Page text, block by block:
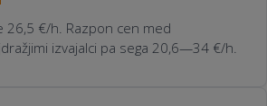
26,5 €/h. Razpon cen med
izvajalci pa sega 20,6—34 €/h.